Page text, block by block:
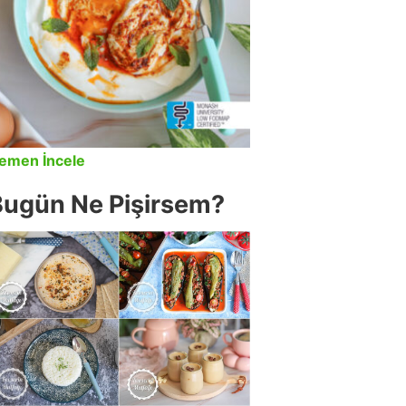
İncele
Ne Pişirsem?